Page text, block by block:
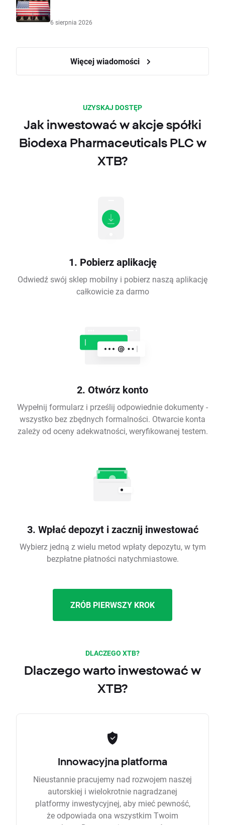
6 sierpnia 2026
Więcej wiadomości
UZYSKAJ DOSTĘP
Jak inwestować w akcje spółki
Biodexa Pharmaceuticals PLC w
XTB?
1. Pobierz aplikację
Odwiedź swój sklep mobilny i pobierz naszą aplikację
całkowicie za darmo
2. Otwórz konto
Wypełnij formularz i prześlij odpowiednie dokumenty -
wszystko bez zbędnych formalności. Otwarcie konta
zależy od oceny adekwatności, weryfikowanej testem.
3. Wpłać depozyt i zacznij inwestować
Wybierz jedną z wielu metod wpłaty depozytu, w tym
bezpłatne płatności natychmiastowe.
ZRÓB PIERWSZY KROK
DLACZEGO XTB?
Dlaczego warto inwestować w
XTB?
Innowacyjna platforma
Nieustannie pracujemy nad rozwojem naszej
autorskiej i wielokrotnie nagradzanej
platformy inwestycyjnej, aby mieć pewność,
że odpowiada ona wszystkim Twoim